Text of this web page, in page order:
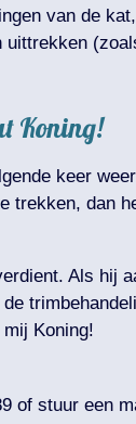
van de
Koning!
keer
trekken, dan
Als hij
Koning!
of stuur een